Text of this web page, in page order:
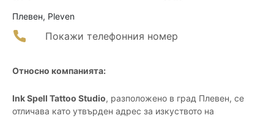
Плевен, Pleven
Покажи телефонния номер
Относно компанията:
Ink Spell Tattoo Studio, разположено в град Плевен, се
отличава като утвърден адрес за изкуството на